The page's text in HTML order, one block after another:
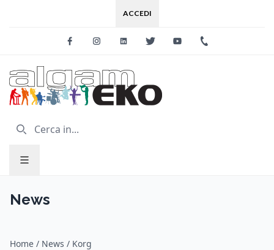
ACCEDI
FacebookInstagramLinkedinTwitter Youtube
News
Home / News / Korg